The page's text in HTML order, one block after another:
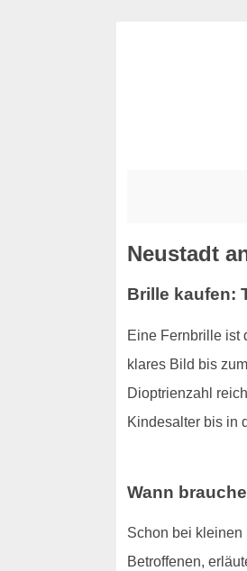
Neustadt
Brille kaufen:
Eine Fernbrille ist
klares Bild bis
Dioptrienzahl
Kindesalter bis in
Wann
Schon bei kleinen
Betroffenen,